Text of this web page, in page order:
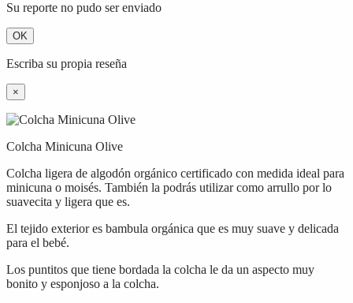
Su reporte no pudo ser enviado
OK
Escriba su propia reseña
×
Colcha Minicuna Olive
Colcha ligera de algodón orgánico certificado con medida ideal para
minicuna o moisés. También la podrás utilizar como arrullo por lo
suavecita y ligera que es.
El tejido exterior es bambula orgánica que es muy suave y delicada
para el bebé.
Los puntitos que tiene bordada la colcha le da un aspecto muy
bonito y esponjoso a la colcha.